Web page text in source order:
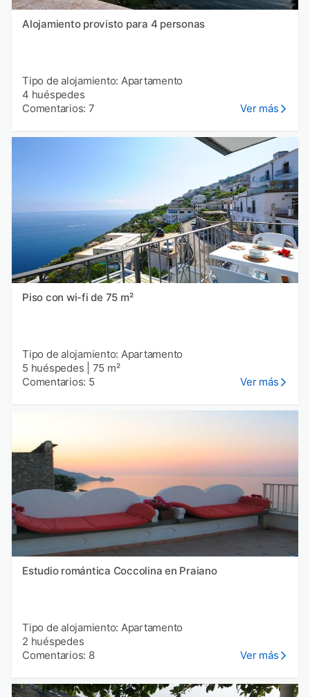
Alojamiento provisto para 4 personas
Tipo de alojamiento: Apartamento
4 huéspedes
Comentarios: 7
Ver más
Piso con wi-fi de 75 m²
Tipo de alojamiento: Apartamento
5 huéspedes
75 m²
Comentarios: 5
Ver más
Estudio romántica Coccolina en Praiano
Tipo de alojamiento: Apartamento
2 huéspedes
Comentarios: 8
Ver más